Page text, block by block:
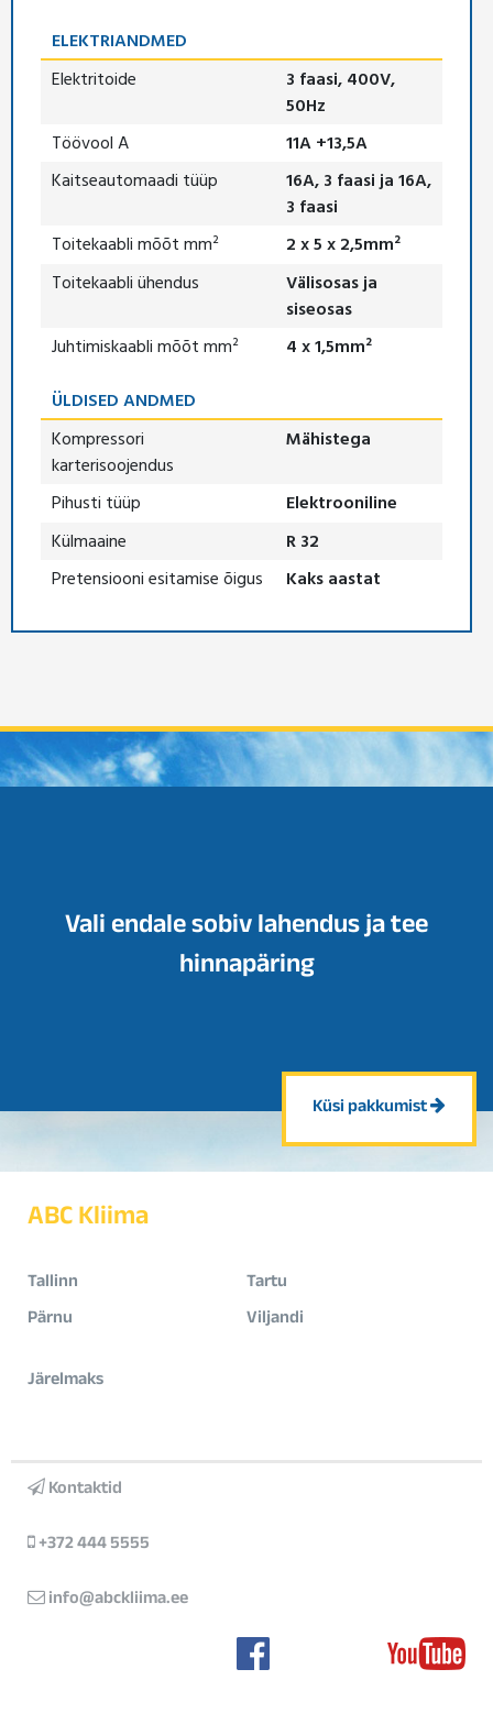
ELEKTRIANDMED
Elektritoide
3 faasi, 400V,
50Hz
Töövool A
11A +13,5A
Kaitseautomaadi tüüp
16A, 3 faasi ja 16A,
3 faasi
Toitekaabli mõõt mm²
2 x 5 x 2,5mm²
Toitekaabli ühendus
Välisosas ja
siseosas
Juhtimiskaabli mõõt mm²
4 x 1,5mm²
ÜLDISED ANDMED
Kompressori
karterisoojendus
Mähistega
Pihusti tüüp
Elektrooniline
Külmaaine
R 32
Pretensiooni esitamise õigus
Kaks aastat
Vali endale sobiv lahendus ja tee
hinnapäring
Küsi pakkumist
ABC Kliima
Tallinn
Tartu
Pärnu
Viljandi
Järelmaks
Kontaktid
+372 444 5555
info@abckliima.ee